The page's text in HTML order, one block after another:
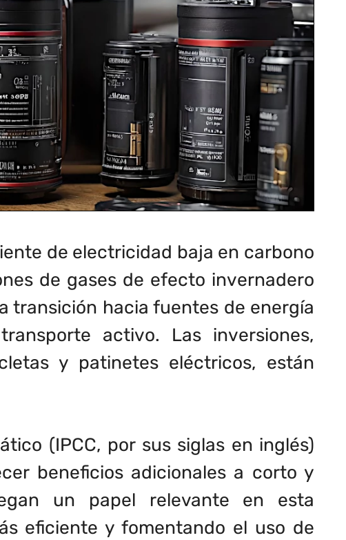
de electricidad baja en carbono
de gases de efecto invernadero
transición hacia fuentes de energía
activo. Las inversiones,
y patinetes eléctricos, están
(IPCC, por sus siglas en inglés)
beneficios adicionales a corto y
un papel relevante en esta
eficiente y fomentando el uso de